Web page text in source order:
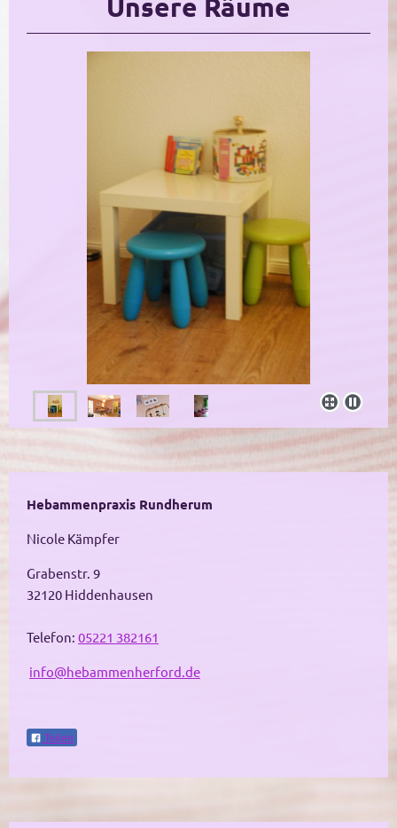
Unsere Räume
Hebammenpraxis Rundherum
Nicole Kämpfer
Grabenstr. 9
32120 Hiddenhausen
Telefon: 05221 382161
info@hebammenherford.de
Teilen